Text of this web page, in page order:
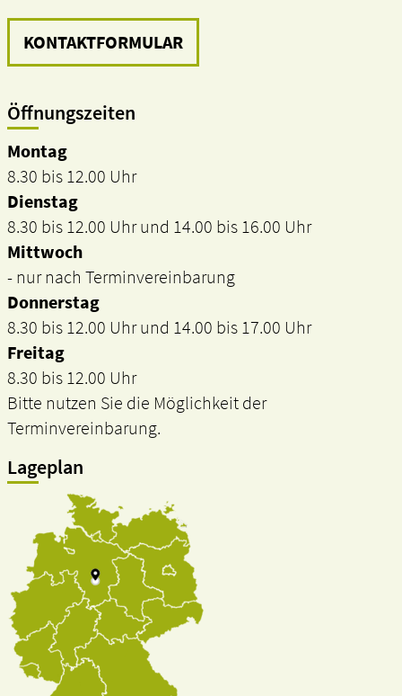
KONTAKTFORMULAR
Öffnungszeiten
Montag
8.30 bis 12.00 Uhr
Dienstag
8.30 bis 12.00 Uhr und 14.00 bis 16.00 Uhr
Mittwoch
- nur nach Terminvereinbarung
Donnerstag
8.30 bis 12.00 Uhr und 14.00 bis 17.00 Uhr
Freitag
8.30 bis 12.00 Uhr
Bitte nutzen Sie die Möglichkeit der
Terminvereinbarung.
Lageplan